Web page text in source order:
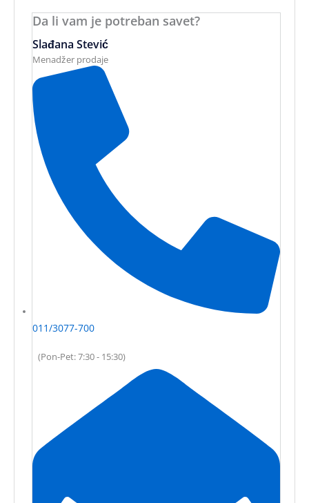
Da li vam je potreban savet?
Slađana Stević
Menadžer prodaje
011/3077-700
(Pon-Pet: 7:30 - 15:30)